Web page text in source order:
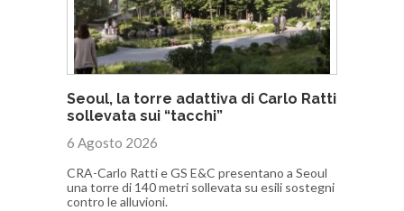
Seoul, la torre adattiva di Carlo Ratti
sollevata sui “tacchi”
6 Agosto 2026
CRA-Carlo Ratti e GS E&C presentano a Seoul
una torre di 140 metri sollevata su esili sostegni
contro le alluvioni.